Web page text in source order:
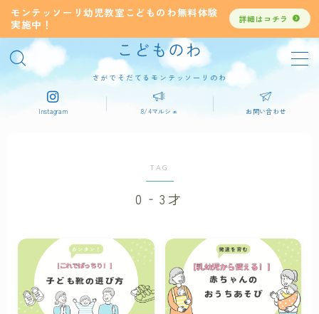
モンテッソーリ幼児教室こどものわ無料体験
実施中！
詳細はコチラ
こどものわ
さがでそだてるモンテッソーリのわ
MENU
デモプリセット記事 #4
ブログを書く手順
プライバシーポリシー
Instagram 8/4マルシェ お問い合わせ
TAG
0‐3才